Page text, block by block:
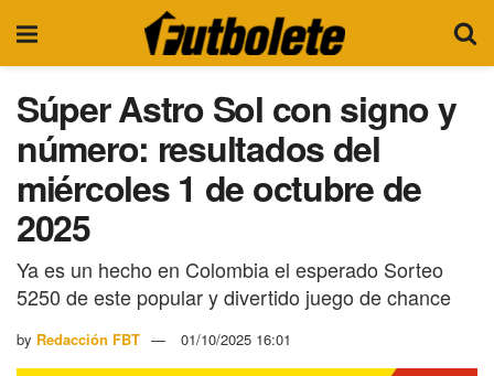
Súper Astro Sol con signo y
número: resultados del
miércoles 1 de octubre de
2025
Ya es un hecho en Colombia el esperado Sorteo
5250 de este popular y divertido juego de chance
by Redacción FBT 01/10/2025 16:01